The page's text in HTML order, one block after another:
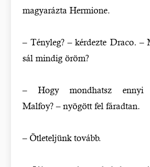
magyarázta Hermione.
– Tényleg? – kérdezte Draco. –
sál mindig öröm?
– Hogy mondhatsz ennyi
Malfoy? – nyögött fel fáradtan.
– Ötleteljünk tovább.